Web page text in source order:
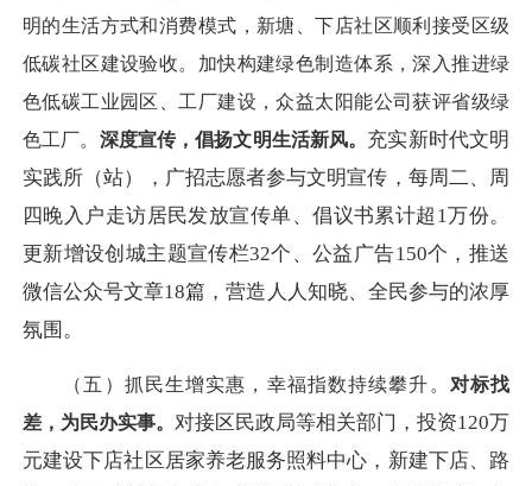
明的生活方式和消费模式，新塘、下店社区顺利接受区级
低碳社区建设验收。加快构建绿色制造体系，深入推进绿
色低碳工业园区、工厂建设，众益太阳能公司获评省级绿
色工厂。 深度宣传，倡扬文明生活新风。 充实新时代文明
实践所（站），广招志愿者参与文明宣传，每周二、周
四晚入户走访居民发放宣传单、倡议书累计超 1万份。
更新增设创城主题宣传栏32个、公益广告150个，推送
微信公众号文章18篇，营造人人知晓、全民参与的浓厚
氛围。
（五）抓民生增实惠，幸福指数持续攀升。 对标找
差，为民办实事。 对接区民政局等相关部门，投资120万
元建设下店社区居家养老服务照料中心，新建下店、路